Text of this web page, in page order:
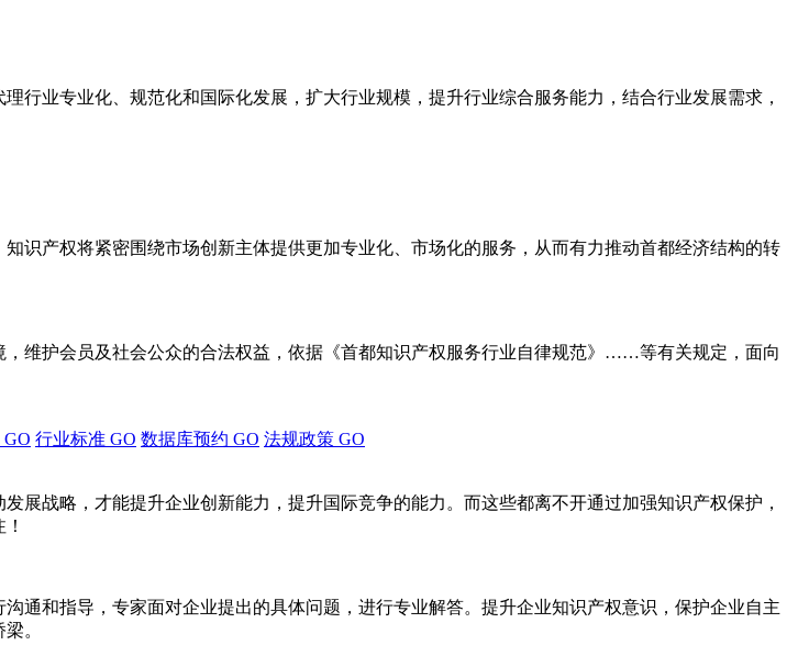
行业专业化、规范化和国际化发展，扩大行业规模，提升行业综合服务能力，结合行业发展需求，
识产权将紧密围绕市场创新主体提供更加专业化、市场化的服务，从而有力推动首都经济结构的转
维护会员及社会公众的合法权益，依据《首都知识产权服务行业自律规范》……等有关规定，面向
GO 行业标准 GO 数据库预约 GO 法规政策 GO
展战略，才能提升企业创新能力，提升国际竞争的能力。而这些都离不开通过加强知识产权保护，
通和指导，专家面对企业提出的具体问题，进行专业解答。提升企业知识产权意识，保护企业自主
。